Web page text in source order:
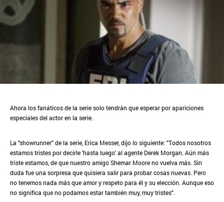
Ahora los fanáticos de la serie solo tendrán que esperar por apariciones
especiales del actor en la serie.
La "showrunner" de la serie, Erica Messer, dijo lo siguiente: "Todos nosotros
estamos tristes por decirle 'hasta luego' al agente Derek Morgan. Aún más
triste estamos, de que nuestro amigo Shemar Moore no vuelva más. Sin
duda fue una sorpresa que quisiera salir para probar cosas nuevas. Pero
no tenemos nada más que amor y respeto para él y su elección. Aunque eso
no significa que no podamos estar también muy, muy tristes".